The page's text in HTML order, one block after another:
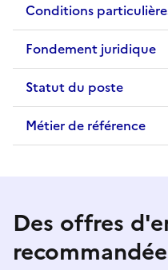
Conditions
Fondement juridique
Statut du poste
Métier de référence
Des offres